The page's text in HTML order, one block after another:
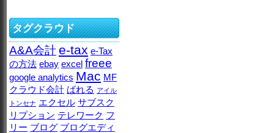
タグクラウド
A&A会計e-tax e-Tax
の方法 ebay excel freee
google analytics Mac MF
クラウド会計 ばれる アイル
トンセナ エクセル サブスク
リプション テレワーク フ
リー ブログ ブログエディ